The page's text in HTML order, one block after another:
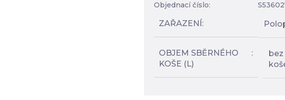
Objednací číslo:
ZAŘAZENÍ
OBJEM SBĚRNÉHO
KOŠE (L)
bez